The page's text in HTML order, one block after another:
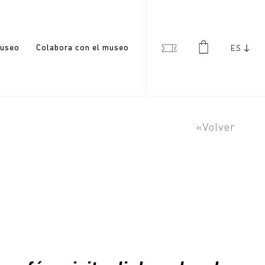
Colabora con el museo ES
«Volver